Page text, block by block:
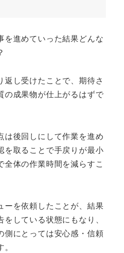
を進めていった結果どんな
返し受けたことで、期待さ
の成果物が仕上がるはずで
は後回しにして作業を進め
を取ることで手戻りが最小
全体の作業時間を減らすこ
ーを依頼したことが、結果
している状態にもなり、
側にとっては安心感・信頼